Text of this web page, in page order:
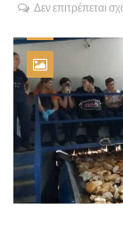
Δεν επιτρέπεται